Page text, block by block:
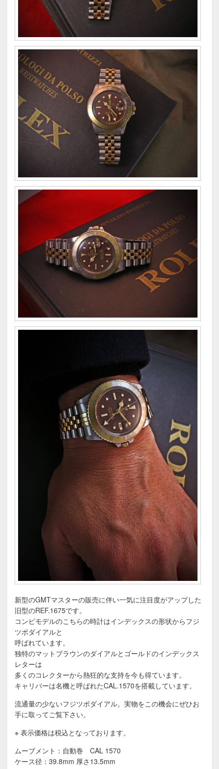
新型のGMTマスターの販売に伴い一気に注目度がアップした
旧型のREF.1675です。
コンビモデルのこちらの時計はインデックスの形状からフジ
ツボダイアルと
呼ばれています。
独特のマットブラウンのダイアルとゴールドのインデックス
レターは
多くのコレクターから熱狂的な支持を今も得ています。
キャリバーは名機と呼ばれたCAL.1570を搭載しています。
流通量の少ないフジツボダイアル。実物をこの機会にぜひお
手に取ってご覧下さい。
※ 表示価格は税込となっております。
ムーブメント：自動巻 CAL 1570
ケース径：39.8mm 厚さ13.5mm